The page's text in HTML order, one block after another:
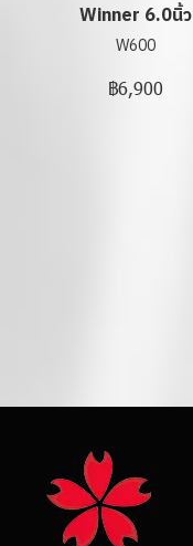
Winner 6.0นิ้ว
W600
฿6,900